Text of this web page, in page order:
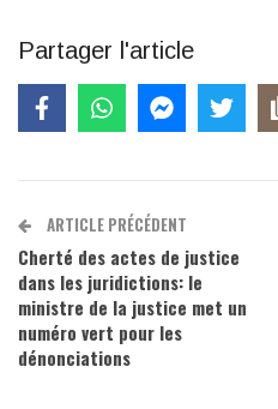
Partager l'article
ARTICLE PRÉCÉDENT
Cherté des actes de justice
dans les juridictions: le
ministre de la justice met un
numéro vert pour les
dénonciations